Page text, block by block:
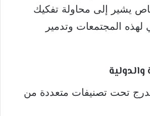
يشير إلى محاولة تفكيك
لهذه المجتمعات وتدمير
والدولية
تحت تصنيفات متعددة من